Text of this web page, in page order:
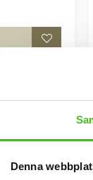
Denna
Lägg till